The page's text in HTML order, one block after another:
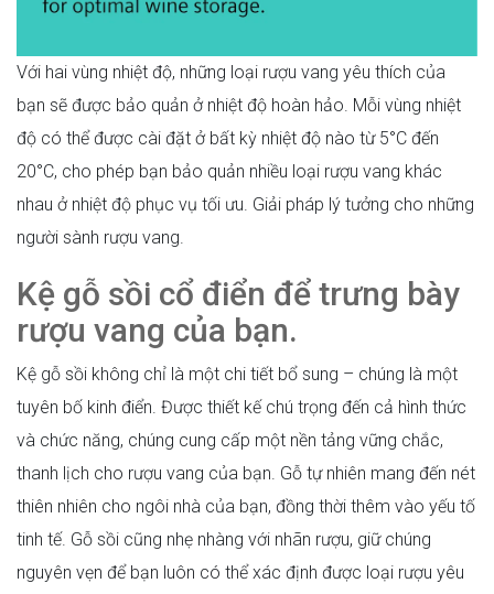
Với hai vùng nhiệt độ, những loại rượu vang yêu thích của
bạn sẽ được bảo quản ở nhiệt độ hoàn hảo. Mỗi vùng nhiệt
độ có thể được cài đặt ở bất kỳ nhiệt độ nào từ 5°C đến
20°C, cho phép bạn bảo quản nhiều loại rượu vang khác
nhau ở nhiệt độ phục vụ tối ưu. Giải pháp lý tưởng cho những
người sành rượu vang.
Kệ gỗ sồi cổ điển để trưng bày
rượu vang của bạn.
Kệ gỗ sồi không chỉ là một chi tiết bổ sung – chúng là một
tuyên bố kinh điển. Được thiết kế chú trọng đến cả hình thức
và chức năng, chúng cung cấp một nền tảng vững chắc,
thanh lịch cho rượu vang của bạn. Gỗ tự nhiên mang đến nét
thiên nhiên cho ngôi nhà của bạn, đồng thời thêm vào yếu tố
tinh tế. Gỗ sồi cũng nhẹ nhàng với nhãn rượu, giữ chúng
nguyên vẹn để bạn luôn có thể xác định được loại rượu yêu